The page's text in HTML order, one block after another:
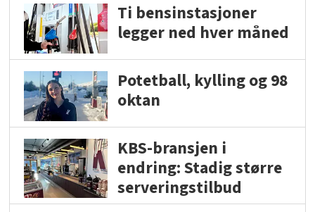
Ti bensinstasjoner
legger ned hver måned
Potetball, kylling og 98
oktan
KBS-bransjen i
endring: Stadig større
serveringstilbud